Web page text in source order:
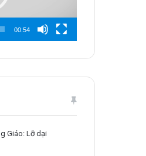
00:54
Giáo: Lỡ dại